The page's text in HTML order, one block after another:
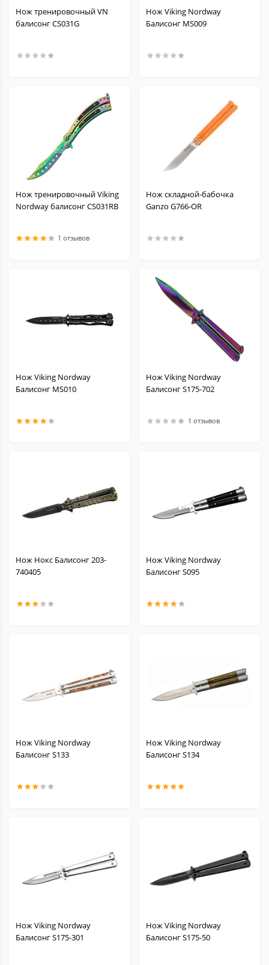
Нож тренировочный VN
балисонг CS031G
Нож Viking Nordway
Балисонг MS009
Нож тренировочный Viking
Nordway балисонг CS031RB
1 отзывов
Нож складной-бабочка
Ganzo G766-OR
Нож Viking Nordway
Балисонг MS010
Нож Viking Nordway
Балисонг S175-702
1 отзывов
Нож Нокс Балисонг 203-
740405
Нож Viking Nordway
Балисонг S095
Нож Viking Nordway
Балисонг S133
Нож Viking Nordway
Балисонг S134
Нож Viking Nordway
Балисонг S175-301
Нож Viking Nordway
Балисонг S175-50